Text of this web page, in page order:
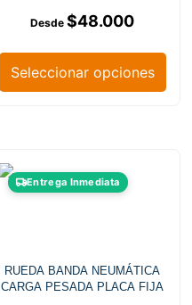
$48.000
Seleccionar opciones
Entrega Inmediata
RUEDA BANDA NEUMÁTICA
CARGA PESADA PLACA FIJA